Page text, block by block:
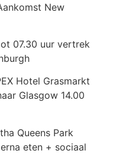
New
07.30 uur vertrek
Hotel Grasmarkt
Glasgow 14.00
Queens Park
eten + sociaal